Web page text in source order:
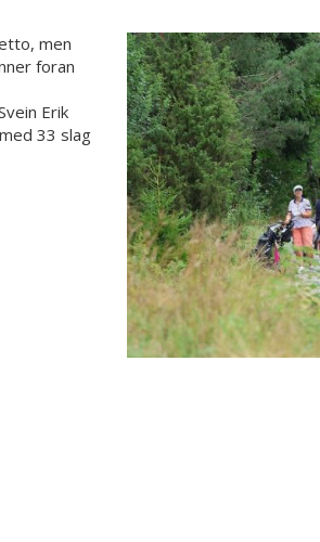
men
foran
Erik
33 slag